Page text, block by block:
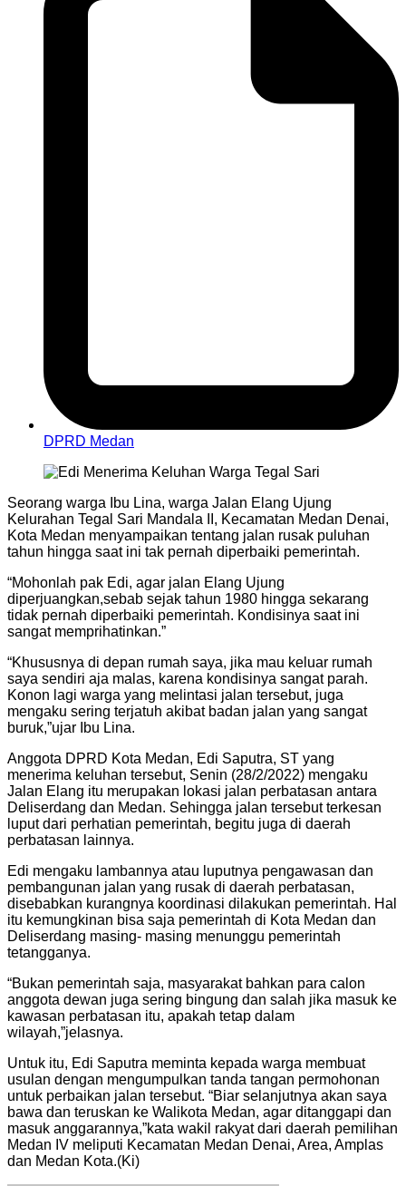
DPRD Medan
Seorang warga Ibu Lina, warga Jalan Elang Ujung
Kelurahan Tegal Sari Mandala II, Kecamatan Medan Denai,
Kota Medan menyampaikan tentang jalan rusak puluhan
tahun hingga saat ini tak pernah diperbaiki pemerintah.
“Mohonlah pak Edi, agar jalan Elang Ujung
diperjuangkan,sebab sejak tahun 1980 hingga sekarang
tidak pernah diperbaiki pemerintah. Kondisinya saat ini
sangat memprihatinkan.”
“Khususnya di depan rumah saya, jika mau keluar rumah
saya sendiri aja malas, karena kondisinya sangat parah.
Konon lagi warga yang melintasi jalan tersebut, juga
mengaku sering terjatuh akibat badan jalan yang sangat
buruk,”ujar Ibu Lina.
Anggota DPRD Kota Medan, Edi Saputra, ST yang
menerima keluhan tersebut, Senin (28/2/2022) mengaku
Jalan Elang itu merupakan lokasi jalan perbatasan antara
Deliserdang dan Medan. Sehingga jalan tersebut terkesan
luput dari perhatian pemerintah, begitu juga di daerah
perbatasan lainnya.
Edi mengaku lambannya atau luputnya pengawasan dan
pembangunan jalan yang rusak di daerah perbatasan,
disebabkan kurangnya koordinasi dilakukan pemerintah. Hal
itu kemungkinan bisa saja pemerintah di Kota Medan dan
Deliserdang masing- masing menunggu pemerintah
tetangganya.
“Bukan pemerintah saja, masyarakat bahkan para calon
anggota dewan juga sering bingung dan salah jika masuk ke
kawasan perbatasan itu, apakah tetap dalam
wilayah,”jelasnya.
Untuk itu, Edi Saputra meminta kepada warga membuat
usulan dengan mengumpulkan tanda tangan permohonan
untuk perbaikan jalan tersebut. “Biar selanjutnya akan saya
bawa dan teruskan ke Walikota Medan, agar ditanggapi dan
masuk anggarannya,”kata wakil rakyat dari daerah pemilihan
Medan IV meliputi Kecamatan Medan Denai, Area, Amplas
dan Medan Kota.(Ki)